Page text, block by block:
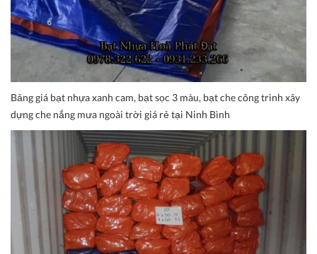
Bảng giá bạt nhựa xanh cam, bạt sọc 3 màu, bạt che công trình xây
dựng che nắng mưa ngoài trời giá rẻ tại Ninh Bình